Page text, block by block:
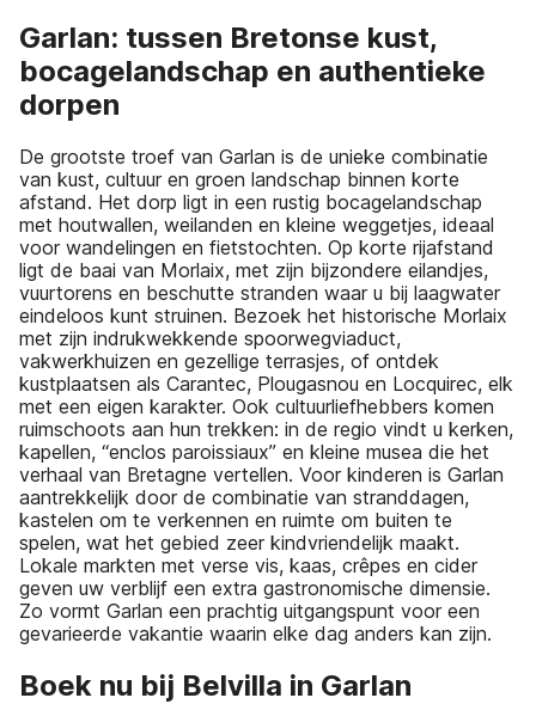
Garlan: tussen Bretonse kust,
bocagelandschap en authentieke
dorpen
De grootste troef van Garlan is de unieke combinatie
van kust, cultuur en groen landschap binnen korte
afstand. Het dorp ligt in een rustig bocagelandschap
met houtwallen, weilanden en kleine weggetjes, ideaal
voor wandelingen en fietstochten. Op korte rijafstand
ligt de baai van Morlaix, met zijn bijzondere eilandjes,
vuurtorens en beschutte stranden waar u bij laagwater
eindeloos kunt struinen. Bezoek het historische Morlaix
met zijn indrukwekkende spoorwegviaduct,
vakwerkhuizen en gezellige terrasjes, of ontdek
kustplaatsen als Carantec, Plougasnou en Locquirec, elk
met een eigen karakter. Ook cultuurliefhebbers komen
ruimschoots aan hun trekken: in de regio vindt u kerken,
kapellen, “enclos paroissiaux” en kleine musea die het
verhaal van Bretagne vertellen. Voor kinderen is Garlan
aantrekkelijk door de combinatie van stranddagen,
kastelen om te verkennen en ruimte om buiten te
spelen, wat het gebied zeer kindvriendelijk maakt.
Lokale markten met verse vis, kaas, crêpes en cider
geven uw verblijf een extra gastronomische dimensie.
Zo vormt Garlan een prachtig uitgangspunt voor een
gevarieerde vakantie waarin elke dag anders kan zijn.
Boek nu bij Belvilla in Garlan